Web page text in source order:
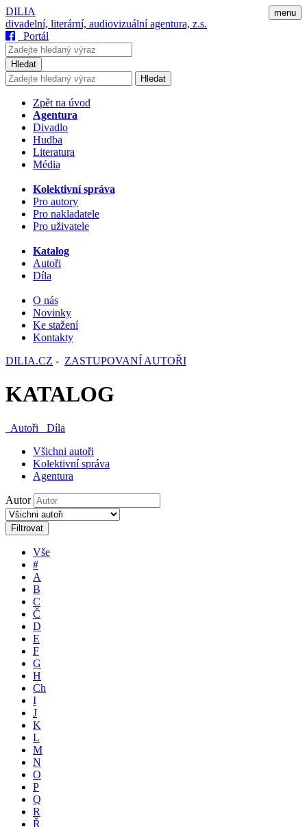
menu
DILIA
divadelní, literární, audiovizuální agentura, z.s.
Portál
Hledat
Hledat
Zpět na úvod
Agentura
Divadlo
Hudba
Literatura
Média
Kolektivní správa
Pro autory
Pro nakladatele
Pro uživatele
Katalog
Autoři
Díla
O nás
Novinky
Ke stažení
Kontakty
DILIA.CZ - ZASTUPOVANÍ AUTOŘI
KATALOG
Autoři
Díla
Všichni autoři
Kolektivní správa
Agentura
Autor
Filtrovat
Vše
#
A
B
C
Č
D
E
F
G
H
Ch
I
J
K
L
M
N
O
P
Q
R
Ř